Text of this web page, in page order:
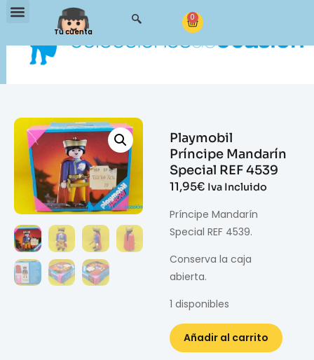
Tu cuenta
0
Playmobil
Príncipe Mandarín
Special REF 4539
11,95€ Iva Incluido
Príncipe Mandarín
Special REF 4539.
Conserva la caja
abierta.
1 disponibles
Añadir al carrito